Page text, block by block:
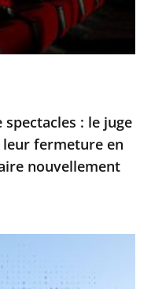
spectacles : le juge
leur fermeture en
nouvellement